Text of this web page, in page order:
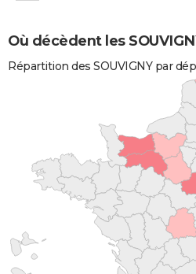
Où décèdent les
Répartition des SOUVIGNY par